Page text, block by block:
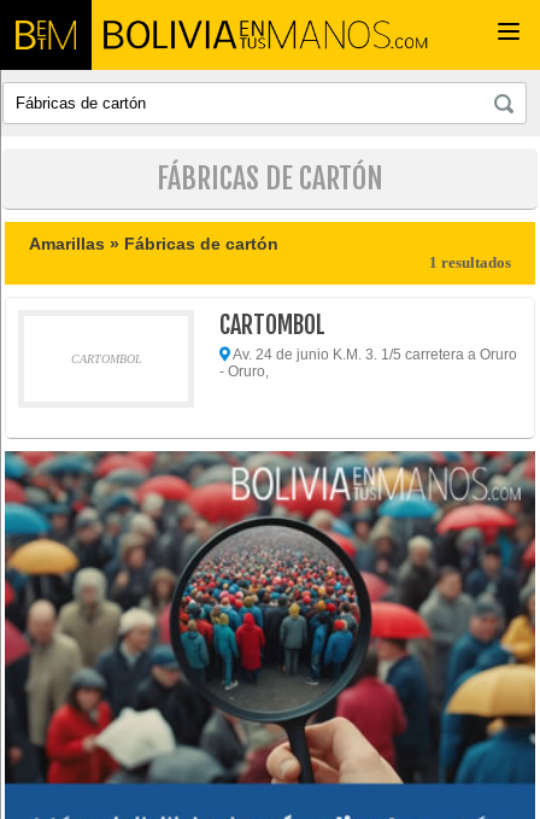
FÁBRICAS DE CARTÓN
Amarillas » Fábricas de cartón
1 resultados
CARTOMBOL
CARTOMBOL
Av. 24 de junio K.M. 3. 1/5 carretera a Oruro
- Oruro,